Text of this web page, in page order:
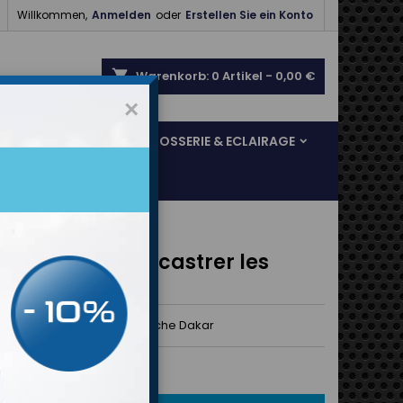
Willkommen, Anmelden oder Erstellen Sie ein Konto
shopping_cart Warenkorb: 0 Artikel - 0,00 €
CARROSSERIE & ECLAIRAGE
Noir pour Encastrer les
Dakar
pour Encastrer les Attache Dakar
Bruttopreis
×